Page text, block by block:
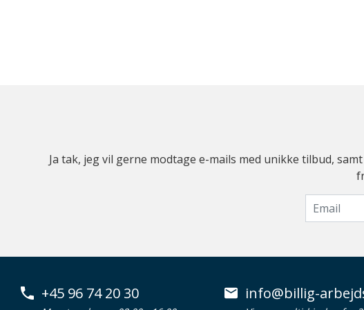
Ja tak, jeg vil gerne modtage e-mails med unikke tilbud,
+45 96 74 20 30 info@billig-